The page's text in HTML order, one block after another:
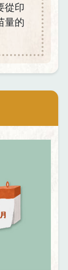
從印
量的